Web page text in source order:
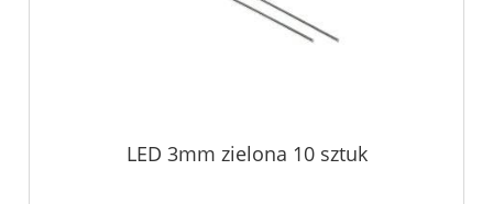
LED 3mm zielona 10 sztuk